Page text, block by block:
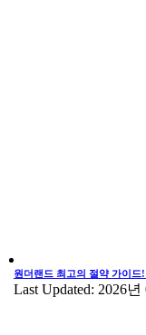
원더랜드 최고의 절약 가이
Last Updated: 2026년